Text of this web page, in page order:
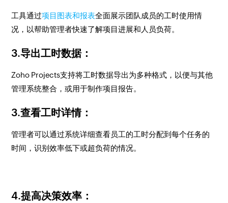
工具通过项目图表和报表全面展示团队成员的工时使用情
况，以帮助管理者快速了解项目进展和人员负荷。
3.导出工时数据：
Zoho Projects支持将工时数据导出为多种格式，以便与其他
管理系统整合，或用于制作项目报告。
3.查看工时详情：
管理者可以通过系统详细查看员工的工时分配到每个任务的
时间，识别效率低下或超负荷的情况。
4.提高决策效率：